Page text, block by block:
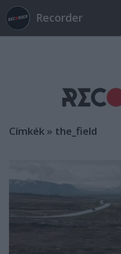
Recorder
Címkék » the_field